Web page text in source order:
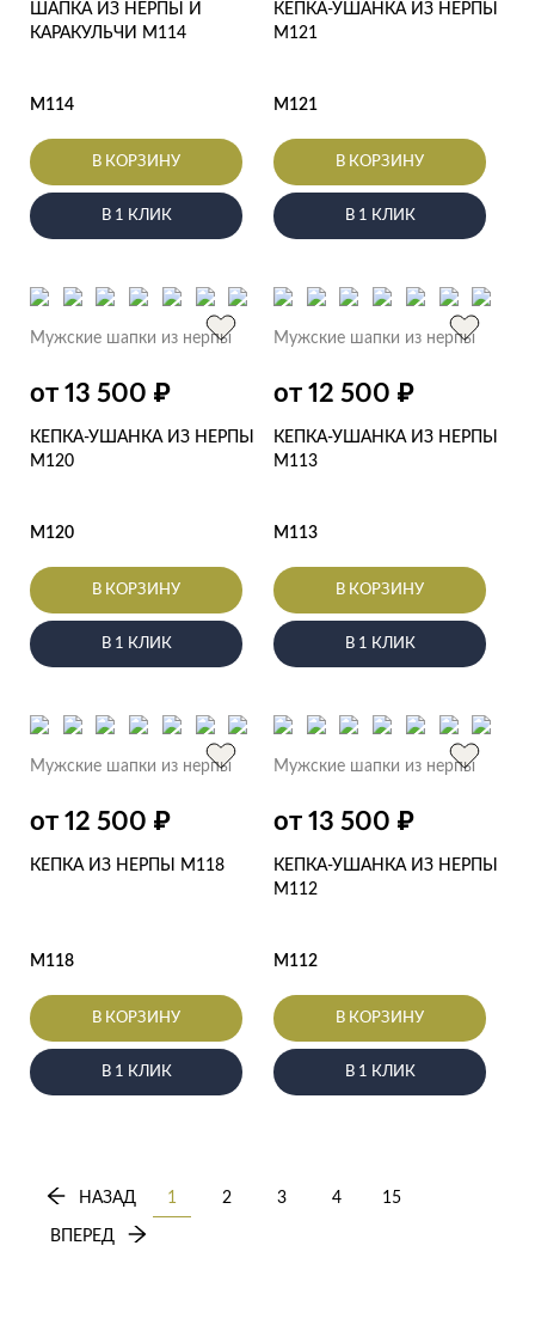
ШАПКА ИЗ НЕРПЫ И
КАРАКУЛЬЧИ M114
M114
В КОРЗИНУ
В 1 КЛИК
КЕПКА-УШАНКА ИЗ НЕРПЫ
M121
M121
В КОРЗИНУ
В 1 КЛИК
Мужские шапки из нерпы
от 13 500 ₽
КЕПКА-УШАНКА ИЗ НЕРПЫ
M120
M120
В КОРЗИНУ
В 1 КЛИК
Мужские шапки из нерпы
от 12 500 ₽
КЕПКА-УШАНКА ИЗ НЕРПЫ
M113
M113
В КОРЗИНУ
В 1 КЛИК
Мужские шапки из нерпы
от 12 500 ₽
КЕПКА ИЗ НЕРПЫ M118
M118
В КОРЗИНУ
В 1 КЛИК
Мужские шапки из нерпы
от 13 500 ₽
КЕПКА-УШАНКА ИЗ НЕРПЫ
M112
M112
В КОРЗИНУ
В 1 КЛИК
НАЗАД 1 2 3 4 15
ВПЕРЕД